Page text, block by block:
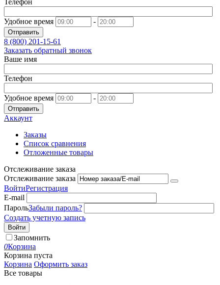
Телефон
Удобное время -
Отправить
8 (800) 201-15-61
Заказать обратный звонок
Ваше имя
Телефон
Удобное время -
Отправить
Аккаунт
Заказы
Список сравнения
Отложенные товары
Отслеживание заказа
Отслеживание заказа
ВойтиРегистрация
E-mail
ПарольЗабыли пароль?
Создать учетную запись
Войти
Запомнить
0Корзина
Корзина пуста
Корзина Оформить заказ
Все товары